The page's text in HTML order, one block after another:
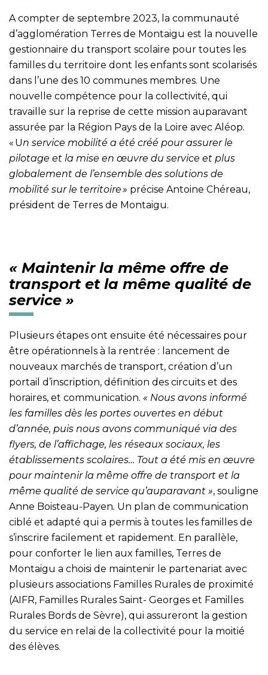
A compter de septembre 2023, la communauté
d’agglomération Terres de Montaigu est la nouvelle
gestionnaire du transport scolaire pour toutes les
familles du territoire dont les enfants sont scolarisés
dans l’une des 10 communes membres. Une
nouvelle compétence pour la collectivité, qui
travaille sur la reprise de cette mission auparavant
assurée par la Région Pays de la Loire avec Aléop.
« Un service mobilité a été créé pour assurer le
pilotage et la mise en œuvre du service et plus
globalement de l’ensemble des solutions de
mobilité sur le territoire » précise Antoine Chéreau,
président de Terres de Montaigu.
« Maintenir la même offre de
transport et la même qualité de
service »
Plusieurs étapes ont ensuite été nécessaires pour
être opérationnels à la rentrée : lancement de
nouveaux marchés de transport, création d’un
portail d’inscription, définition des circuits et des
horaires, et communication. « Nous avons informé
les familles dès les portes ouvertes en début
d’année, puis nous avons communiqué via des
flyers, de l’affichage, les réseaux sociaux, les
établissements scolaires… Tout a été mis en œuvre
pour maintenir la même offre de transport et la
même qualité de service qu’auparavant », souligne
Anne Boisteau-Payen. Un plan de communication
ciblé et adapté qui a permis à toutes les familles de
s’inscrire facilement et rapidement. En parallèle,
pour conforter le lien aux familles, Terres de
Montaigu a choisi de maintenir le partenariat avec
plusieurs associations Familles Rurales de proximité
(AIFR, Familles Rurales Saint- Georges et Familles
Rurales Bords de Sèvre), qui assureront la gestion
du service en relai de la collectivité pour la moitié
des élèves.